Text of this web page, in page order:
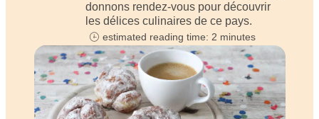
donnons rendez-vous pour découvrir
les délices culinaires de ce pays.
estimated reading time: 2 minutes